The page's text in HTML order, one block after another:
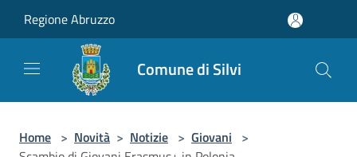
Regione Abruzzo
Comune di Silvi
Home > Novità > Notizie > Giovani >